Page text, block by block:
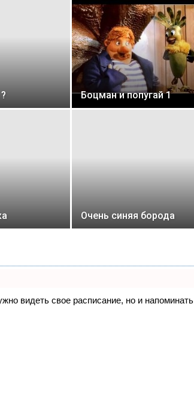
Боцман и попугай 1
Очень синяя борода
видеть свое расписание, но и напоминать